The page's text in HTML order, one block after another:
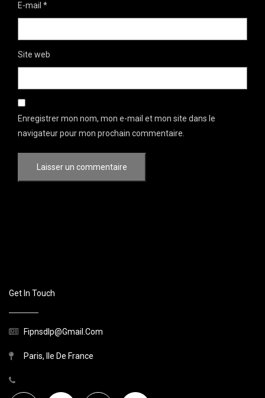
E-mail *
Site web
Enregistrer mon nom, mon e-mail et mon site dans le
navigateur pour mon prochain commentaire.
Get In Touch
Fipnsdlp@gmail.com
Paris, Ile De France